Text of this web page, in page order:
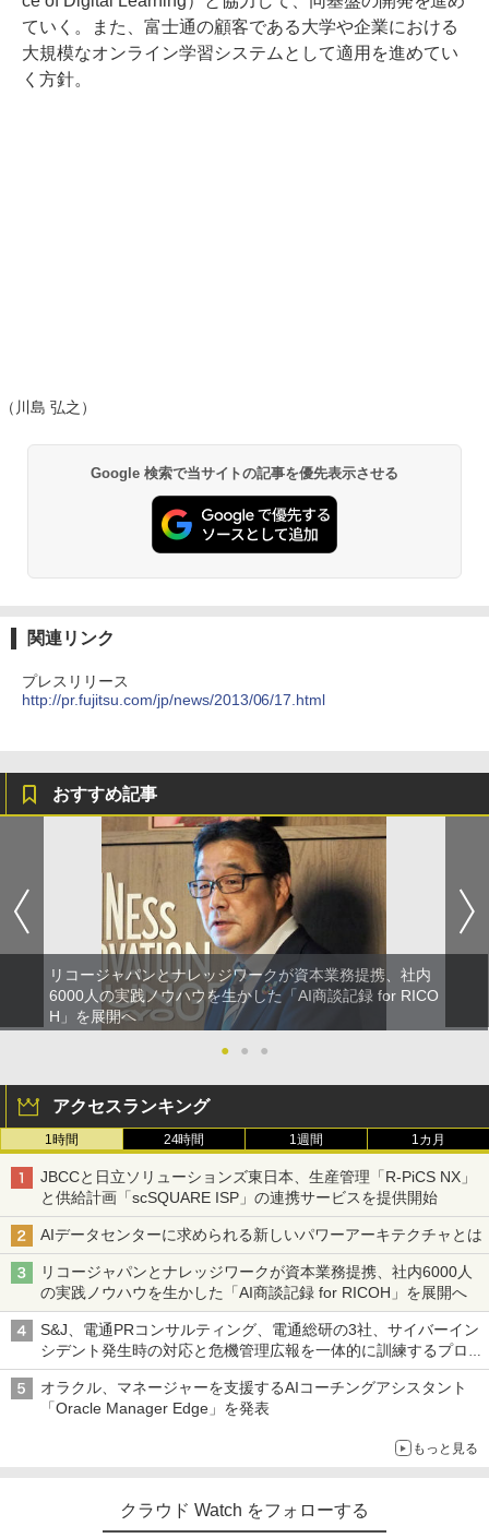
ていく。また、富士通の顧客である大学や企業における
大規模なオンライン学習システムとして適用を進めてい
く方針。
（川島 弘之）
Google 検索で当サイトの記事を優先表示させる
関連リンク
プレスリリース
http://pr.fujitsu.com/jp/news/2013/06/17.html
おすすめ記事
リコージャパンとナレッジワークが資本業務提携、社内
6000人の実践ノウハウを生かした「AI商談記録 for RICO
H」を展開へ
●
● ●
アクセスランキング
1時間 24時間 1週間 1カ月
JBCCと日立ソリューションズ東日本、生産管理「R-PiCS NX」
と供給計画「scSQUARE ISP」の連携サービスを提供開始
AIデータセンターに求められる新しいパワーアーキテクチャとは
リコージャパンとナレッジワークが資本業務提携、社内6000人
の実践ノウハウを生かした「AI商談記録 for RICOH」を展開へ
S&J、電通PRコンサルティング、電通総研の3社、サイバーイン
シデント発生時の対応と危機管理広報を一体的に訓練するプログ
ラムを提供
オラクル、マネージャーを支援するAIコーチングアシスタント
「Oracle Manager Edge」を発表
もっと見る
クラウド Watch をフォローする